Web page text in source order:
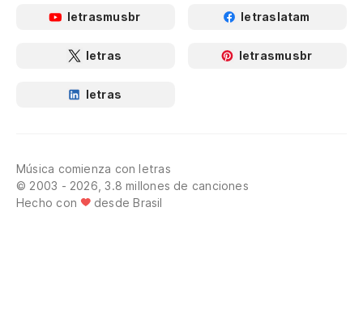
letrasmusbr letraslatam
letras letrasmusbr
letras
Música comienza con letras
© 2003 - 2026, 3.8 millones de canciones
Hecho con
desde Brasil